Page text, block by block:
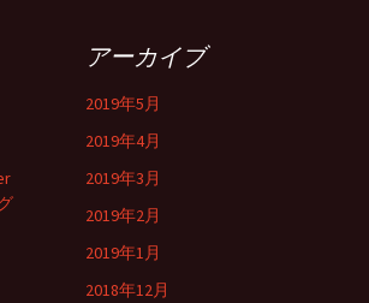
アーカイブ
2019年5月
2019年4月
2019年3月
2019年2月
2019年1月
2018年12月